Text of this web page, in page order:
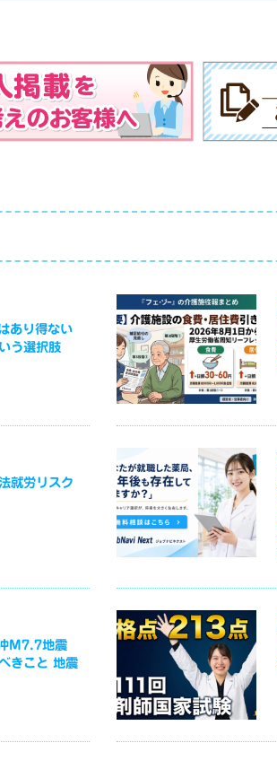
あり得ない
う選択肢
就労リスク
M7.7地震
きこと 地震